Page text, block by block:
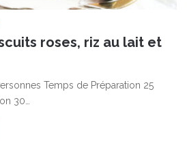
roses, riz au lait et
Temps de Préparation 25
30…